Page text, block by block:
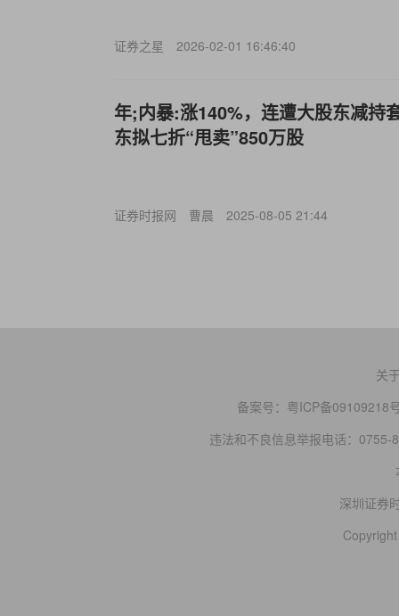
证券之星 2026-02-01 16:46:40
年;内暴:涨140%，连遭大股东减持
东拟七折“甩卖”850万股
证券时报网 曹晨 2025-08-05 21:44
关
备案号： 粤ICP备09109218
违法和不良信息举报电话：0755-
深圳证券